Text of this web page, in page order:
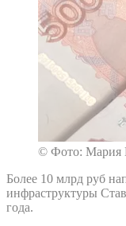
© Фото: Мария
Более 10 млрд руб
инфраструктуры
года.